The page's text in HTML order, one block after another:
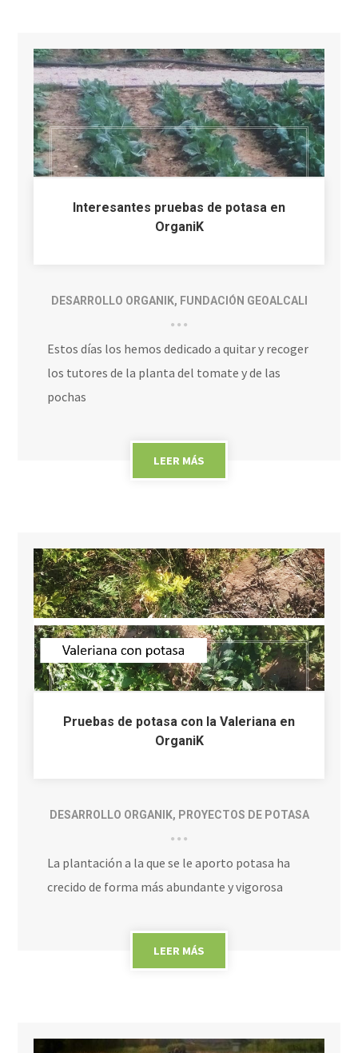
Interesantes pruebas de potasa en
OrganiK
DESARROLLO ORGANIK, FUNDACIÓN GEOALCALI
Estos días los hemos dedicado a quitar y recoger
los tutores de la planta del tomate y de las
pochas
LEER MÁS
Pruebas de potasa con la Valeriana en
OrganiK
DESARROLLO ORGANIK, PROYECTOS DE POTASA
La plantación a la que se le aporto potasa ha
crecido de forma más abundante y vigorosa
LEER MÁS